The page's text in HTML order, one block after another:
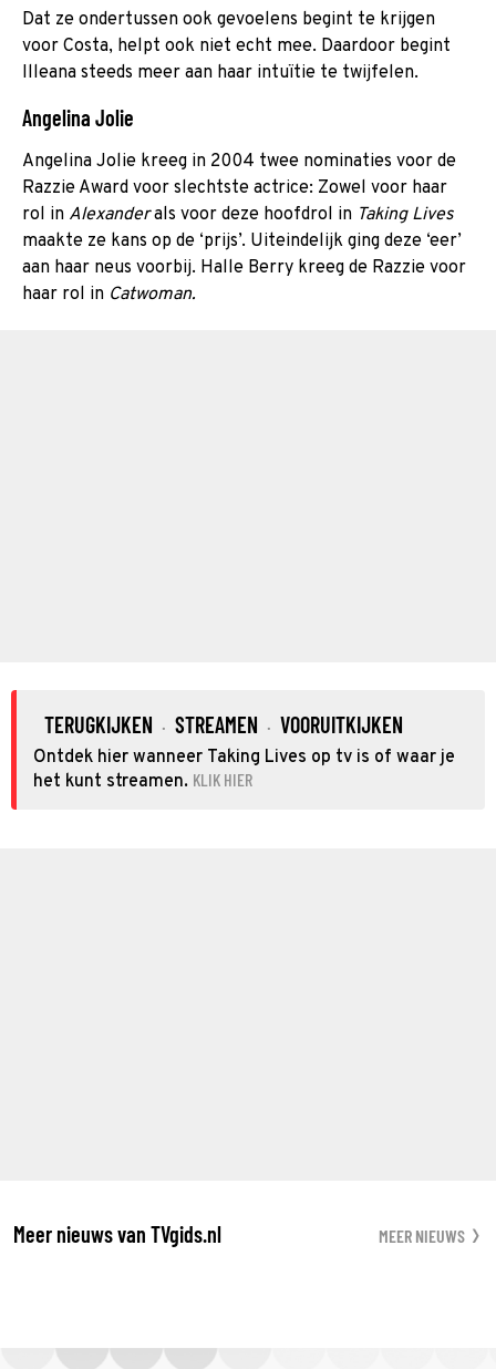
Dat ze ondertussen ook gevoelens begint te krijgen
voor Costa, helpt ook niet echt mee. Daardoor begint
Illeana steeds meer aan haar intuïtie te twijfelen.
Angelina Jolie
Angelina Jolie kreeg in 2004 twee nominaties voor de
Razzie Award voor slechtste actrice: Zowel voor haar
rol in Alexanderals voor deze hoofdrol in Taking Lives
maakte ze kans op de ‘prijs’. Uiteindelijk ging deze ‘eer’
aan haar neus voorbij. Halle Berry kreeg de Razzie voor
haar rol in Catwoman.
TERUGKIJKEN · STREAMEN · VOORUITKIJKEN
Ontdek hier wanneer Taking Lives op tv is of waar je
het kunt streamen. KLIK HIER
Meer nieuws van TVgids.nl MEER NIEUWS